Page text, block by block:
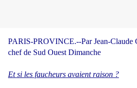
PARIS-PROVINCE.--Par Jean-Claude
chef de Sud Ouest Dimanche
Et si les faucheurs avaient raison ?